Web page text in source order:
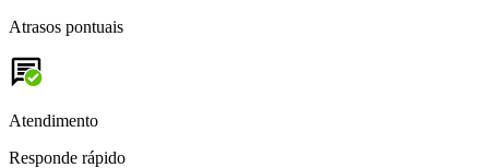
Atrasos pontuais
Atendimento
Responde rápido